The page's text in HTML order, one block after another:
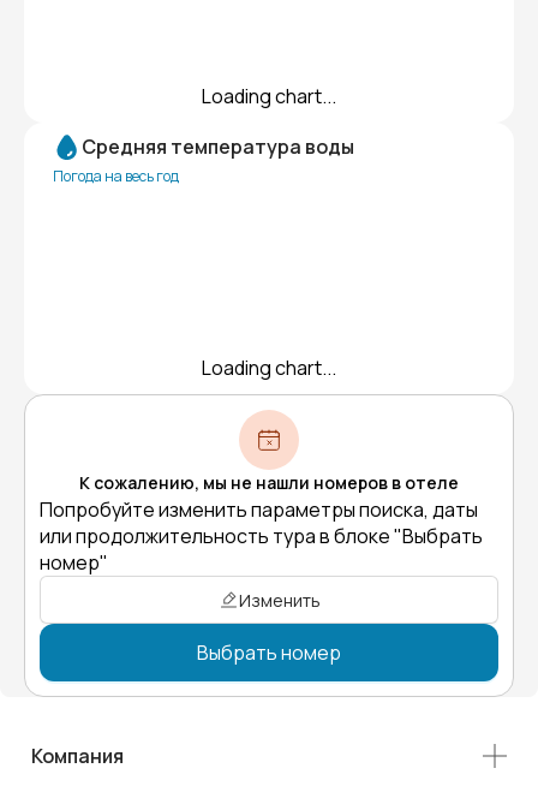
Loading chart...
Средняя температура воды
Погода на весь год
Loading chart...
К сожалению, мы не нашли номеров в отеле
Попробуйте изменить параметры поиска, даты
или продолжительность тура в блоке "Выбрать
номер"
Изменить
Выбрать номер
Компания